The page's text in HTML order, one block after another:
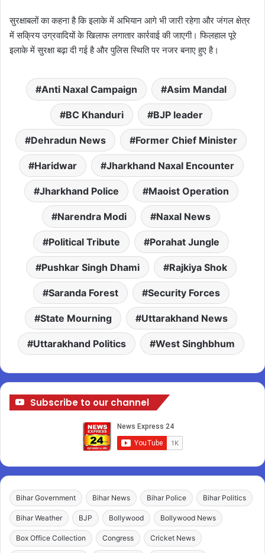
सुरक्षाबलों का कहना है कि इलाके में अभियान आगे भी जारी रहेगा और जंगल क्षेत्र
में सक्रिय उग्रवादियों के खिलाफ लगातार कार्रवाई की जाएगी। फिलहाल पूरे
इलाके में सुरक्षा बढ़ा दी गई है और पुलिस स्थिति पर नजर बनाए हुए है।
Anti Naxal Campaign Asim Mandal
BC Khanduri BJP leader
Dehradun News Former Chief Minister
Haridwar Jharkhand Naxal Encounter
Jharkhand Police Maoist Operation
Narendra Modi Naxal News
Political Tribute Porahat Jungle
Pushkar Singh Dhami Rajkiya Shok
Saranda Forest Security Forces
State Mourning Uttarakhand News
Uttarakhand Politics West Singhbhum
Subscribe to our channel
Bihar Government Bihar News Bihar Police Bihar Politics
Bihar Weather BJP Bollywood Bollywood News
Box Office Collection Congress Cricket News